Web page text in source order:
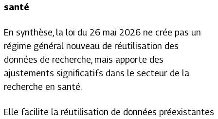
santé.
En synthèse, la loi du 26 mai 2026 ne crée pas un
régime général nouveau de réutilisation des
données de recherche, mais apporte des
ajustements significatifs dans le secteur de la
recherche en santé.
Elle facilite la réutilisation de données préexistantes